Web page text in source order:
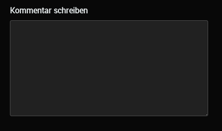
Kommentar schreiben